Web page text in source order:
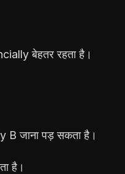
बेहतर रहता है।
जाना पड़ सकता है।
है।